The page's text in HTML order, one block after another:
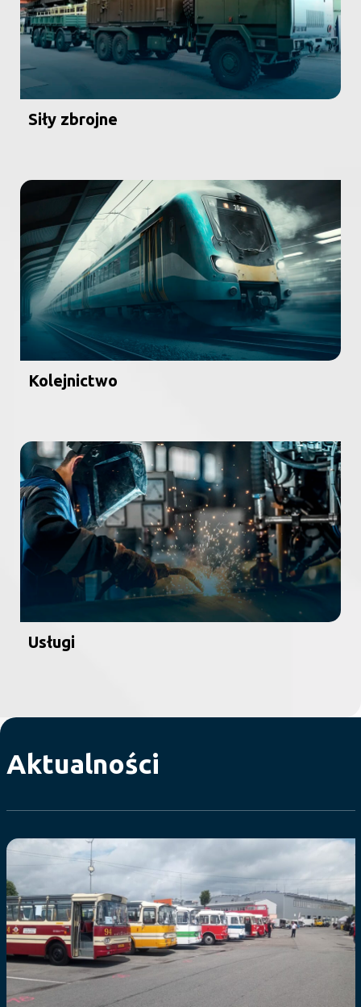
Siły zbrojne
Kolejnictwo
Usługi
Aktualności